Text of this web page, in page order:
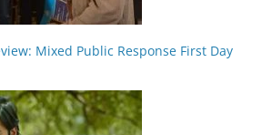
Mixed Public Response First Day